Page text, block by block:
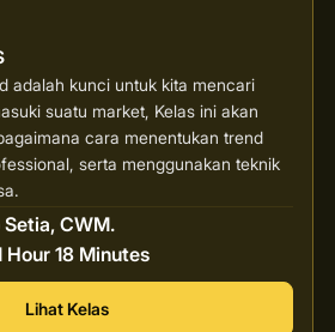
adalah kunci untuk kita mencari
suatu market, Kelas ini akan
cara menentukan trend
serta menggunakan teknik
CWM.
Hour 18 Minutes
Lihat Kelas